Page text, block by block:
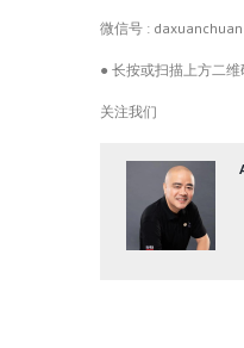
微信号 : daxuanchuan
● 长按或扫描上方二维
关注我们